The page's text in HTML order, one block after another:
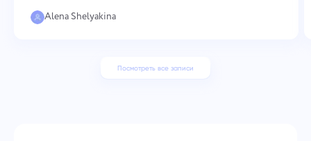
Alena Shelyakina
Посмотреть все записи